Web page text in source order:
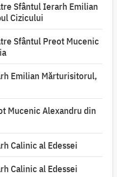
Sfântul Ierarh Emilian
Cizicului
Sfântul Preot Mucenic
Emilian Mărturisitorul,
Mucenic Alexandru din
Calinic al Edessei
Calinic al Edessei